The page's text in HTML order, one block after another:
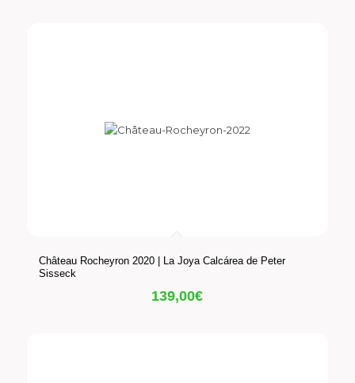
Château Rocheyron 2020 | La Joya Calcárea de Peter
Sisseck
139,00€